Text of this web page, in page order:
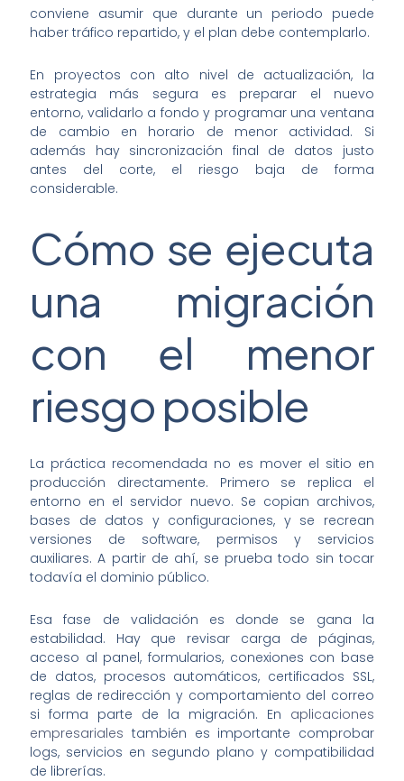
conviene asumir que durante un periodo puede
haber tráfico repartido, y el plan debe contemplarlo.
En proyectos con alto nivel de actualización, la
estrategia más segura es preparar el nuevo
entorno, validarlo a fondo y programar una ventana
de cambio en horario de menor actividad. Si
además hay sincronización final de datos justo
antes del corte, el riesgo baja de forma
considerable.
Cómo se ejecuta
una migración
con el menor
riesgo posible
La práctica recomendada no es mover el sitio en
producción directamente. Primero se replica el
entorno en el servidor nuevo. Se copian archivos,
bases de datos y configuraciones, y se recrean
versiones de software, permisos y servicios
auxiliares. A partir de ahí, se prueba todo sin tocar
todavía el dominio público.
Esa fase de validación es donde se gana la
estabilidad. Hay que revisar carga de páginas,
acceso al panel, formularios, conexiones con base
de datos, procesos automáticos, certificados SSL,
reglas de redirección y comportamiento del correo
si forma parte de la migración. En aplicaciones
empresariales también es importante comprobar
logs, servicios en segundo plano y compatibilidad
de librerías.